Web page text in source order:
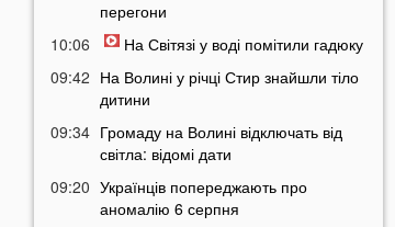
перегони
10:06
На Світязі у воді помітили гадюку
09:42 На Волині у річці Стир знайшли тіло
дитини
09:34 Громаду на Волині відключать від
світла: відомі дати
09:20 Українців попереджають про
аномалію 6 серпня